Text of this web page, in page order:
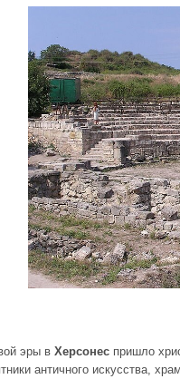
эры в Херсонес пришло
античного искусства,